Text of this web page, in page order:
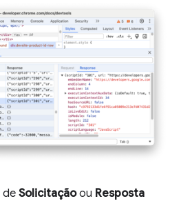
deSolicitaçãoou Resposta